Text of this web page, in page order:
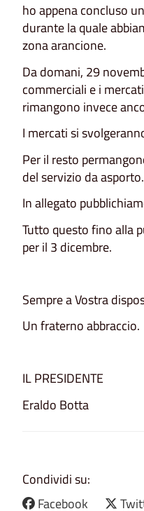
ho appena concluso
durante la quale
zona arancione.
Da domani, 29
commerciali e i
rimangono invece
I mercati si
Per il resto
del servizio da asporto.
In allegato
Tutto questo fino alla
per il 3 dicembre.
Sempre a Vostra
Un fraterno abbraccio.
IL PRESIDENTE
Eraldo Botta
Condividi su:
Facebook